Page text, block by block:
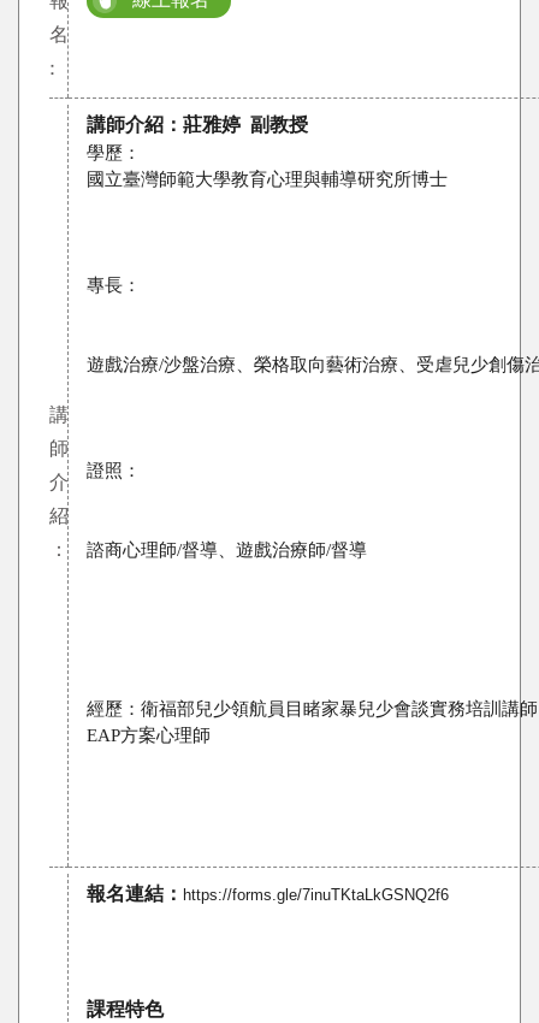
名
:
講
師
介
紹
：
講師介紹：莊雅婷 副教授
國立臺灣師範大學教育心理與輔導研究所博士
專長：
遊戲治療/沙盤治療、榮格取向藝術治療、受虐兒少創傷
證照：
諮商心理師/督導、遊戲治療師/督導
經歷：衛福部兒少領航員目睹家暴兒少會談實務培訓講
EAP方案心理師
報名連結： https://forms.gle/7inuTKtaLkGSNQ2f6
課程特色